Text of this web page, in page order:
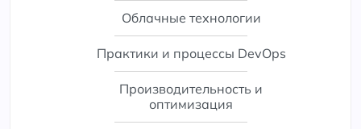
Облачные технологии
Практики и процессы DevOps
Производительность и
оптимизация